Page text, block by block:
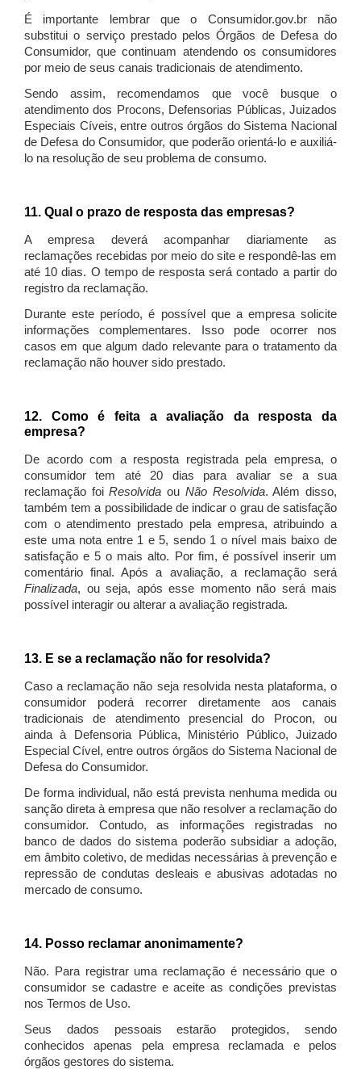
É importante lembrar que o Consumidor.gov.br não
substitui o serviço prestado pelos Órgãos de Defesa do
Consumidor, que continuam atendendo os consumidores
por meio de seus canais tradicionais de atendimento.
Sendo assim, recomendamos que você busque o
atendimento dos Procons, Defensorias Públicas, Juizados
Especiais Cíveis, entre outros órgãos do Sistema Nacional
de Defesa do Consumidor, que poderão orientá-lo e auxiliá-
lo na resolução de seu problema de consumo.
11. Qual o prazo de resposta das empresas?
A empresa deverá acompanhar diariamente as
reclamações recebidas por meio do site e respondê-las em
até 10 dias. O tempo de resposta será contado a partir do
registro da reclamação.
Durante este período, é possível que a empresa solicite
informações complementares. Isso pode ocorrer nos
casos em que algum dado relevante para o tratamento da
reclamação não houver sido prestado.
12. Como é feita a avaliação da resposta da
empresa?
De acordo com a resposta registrada pela empresa, o
consumidor tem até 20 dias para avaliar se a sua
reclamação foiResolvida ou Não Resolvida. Além disso,
também tem a possibilidade de indicar o grau de satisfação
com o atendimento prestado pela empresa, atribuindo a
este uma nota entre 1 e 5, sendo 1 o nível mais baixo de
satisfação e 5 o mais alto. Por fim, é possível inserir um
comentário final. Após a avaliação, a reclamação será
Finalizada, ou seja, após esse momento não será mais
possível interagir ou alterar a avaliação registrada.
13. E se a reclamação não for resolvida?
Caso a reclamação não seja resolvida nesta plataforma, o
consumidor poderá recorrer diretamente aos canais
tradicionais de atendimento presencial do Procon, ou
ainda à Defensoria Pública, Ministério Público, Juizado
Especial Cível, entre outros órgãos do Sistema Nacional de
Defesa do Consumidor.
De forma individual, não está prevista nenhuma medida ou
sanção direta à empresa que não resolver a reclamação do
consumidor. Contudo, as informações registradas no
banco de dados do sistema poderão subsidiar a adoção,
em âmbito coletivo, de medidas necessárias à prevenção e
repressão de condutas desleais e abusivas adotadas no
mercado de consumo.
14. Posso reclamar anonimamente?
Não. Para registrar uma reclamação é necessário que o
consumidor se cadastre e aceite as condições previstas
nos Termos de Uso.
Seus dados pessoais estarão protegidos, sendo
conhecidos apenas pela empresa reclamada e pelos
órgãos gestores do sistema.